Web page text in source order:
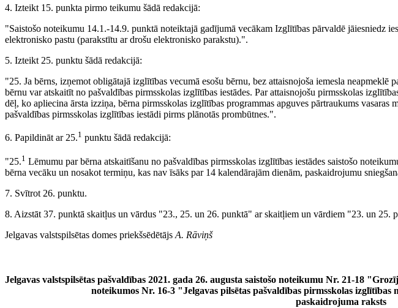
4. Izteikt 15. punkta pirmo teikumu šādā redakcijā:
"Saistošo noteikumu 14.1.-14.9. punktā noteiktajā gadījumā vecākam Izglītības pārvaldē jāiesniedz
elektronisko pastu (parakstītu ar drošu elektronisko parakstu).".
5. Izteikt 25. punktu šādā redakcijā:
"25. Ja bērns, izņemot obligātajā izglītības vecumā esošu bērnu, bez attaisnojoša iemesla neapmeklē
bērnu var atskaitīt no pašvaldības pirmsskolas izglītības iestādes. Par attaisnojošu pirmsskolas
dēļ, ko apliecina ārsta izziņa, bērna pirmsskolas izglītības programmas apguves pārtraukums
pašvaldības pirmsskolas izglītības iestādi pirms plānotās prombūtnes.".
6. Papildināt ar 25.1 punktu šādā redakcijā:
"25.1 Lēmumu par bērna atskaitīšanu no pašvaldības pirmsskolas izglītības iestādes saistošo
bērna vecāku un nosakot termiņu, kas nav īsāks par 14 kalendārajām dienām, paskaidrojumu
7. Svītrot 26. punktu.
8. Aizstāt 37. punktā skaitļus un vārdus "23., 25. un 26. punktā" ar skaitļiem un vārdiem "23. un 25.
Jelgavas valstspilsētas domes priekšsēdētājs A. Rāviņš
Jelgavas valstspilsētas pašvaldības 2021. gada 26. augusta saistošo noteikumu Nr. 21-18
noteikumos Nr. 16-3 "Jelgavas pilsētas pašvaldības pirmsskolas
paskaidrojuma raksts